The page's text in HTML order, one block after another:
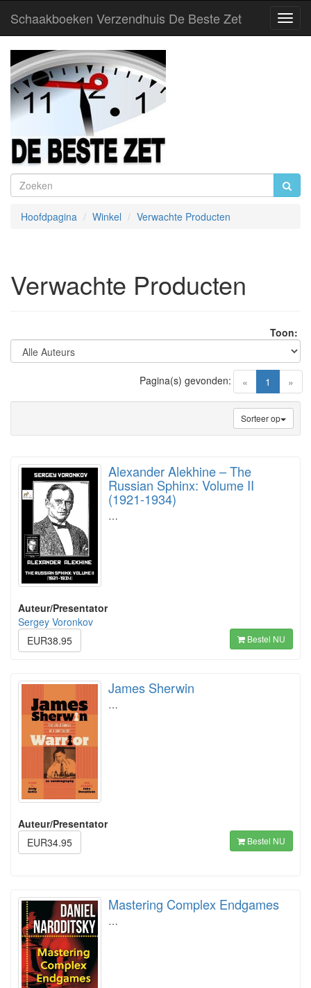
Schaakboeken Verzendhuis De Beste Zet
Hoofdpagina Winkel Verwachte Producten
Verwachte Producten
Toon:
« 1 (current)
»
Pagina(s) gevonden:
Sorteer op
Alexander Alekhine – The
Russian Sphinx: Volume II
(1921-1934)
…
Auteur/Presentator
Sergey Voronkov
EUR38.95
Bestel NU
James Sherwin
…
Auteur/Presentator
EUR34.95
Bestel NU
Mastering Complex Endgames
…